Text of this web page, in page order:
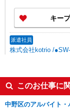
キー
派遣社員
株式会社kotrio /
このお仕事に
中野区のアルバイト